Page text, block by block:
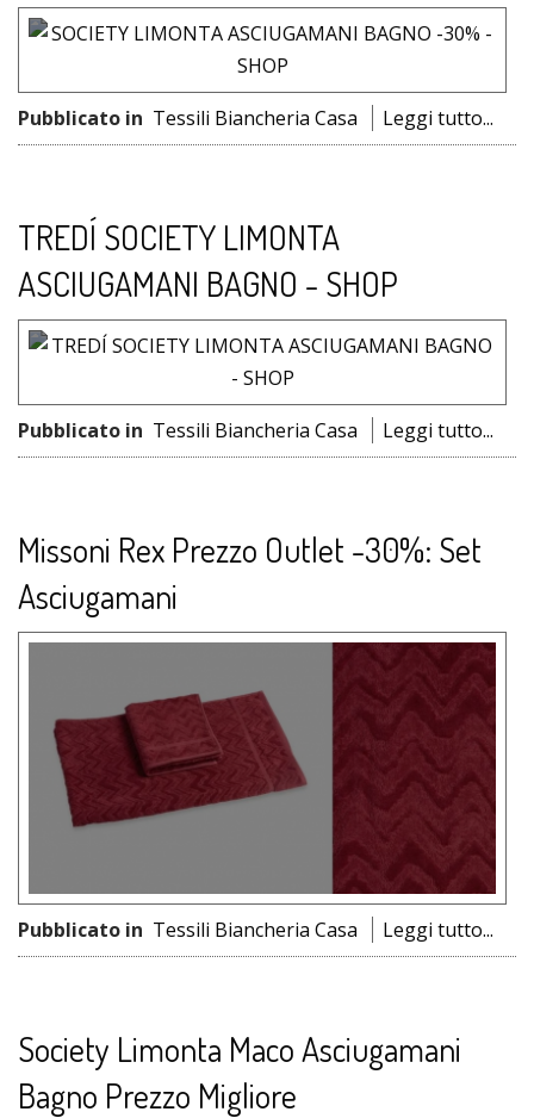
Pubblicato in Tessili Biancheria Casa Leggi tutto...
TREDÍ SOCIETY LIMONTA
ASCIUGAMANI BAGNO - SHOP
Pubblicato in Tessili Biancheria Casa Leggi tutto...
Missoni Rex Prezzo Outlet -30%: Set
Asciugamani
Pubblicato in Tessili Biancheria Casa Leggi tutto...
Society Limonta Maco Asciugamani
Bagno Prezzo Migliore